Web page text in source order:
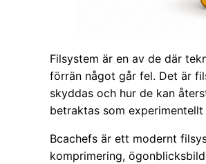
Filsystem är en av de där
förrän något går fel. Det är
skyddas och hur de kan
betraktas som
Bcachefs är ett modernt
komprimering,